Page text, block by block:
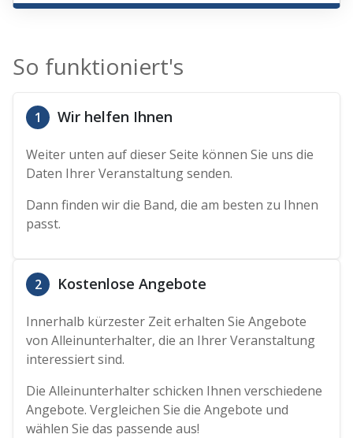
So funktioniert's
1 Wir helfen Ihnen
Weiter unten auf dieser Seite können Sie uns die
Daten Ihrer Veranstaltung senden.
Dann finden wir die Band, die am besten zu Ihnen
passt.
2 Kostenlose Angebote
Innerhalb kürzester Zeit erhalten Sie Angebote
von Alleinunterhalter, die an Ihrer Veranstaltung
interessiert sind.
Die Alleinunterhalter schicken Ihnen verschiedene
Angebote. Vergleichen Sie die Angebote und
wählen Sie das passende aus!